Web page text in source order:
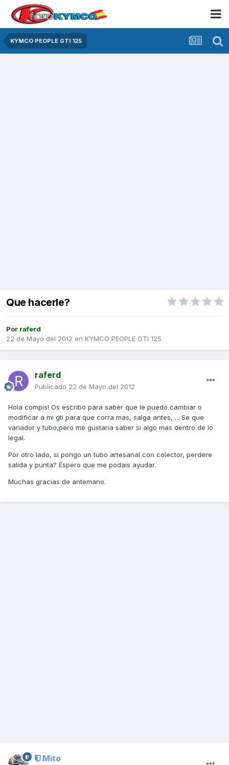
KYMCO PEOPLE GTI 125
Que hacerle?
Por raferd
22 de Mayo del 2012 en KYMCO PEOPLE GTI 125
raferd
Publicado 22 de Mayo del 2012
Hola compis! Os escribo para saber que le puedo cambiar o
modificar a mi gti para que corra mas, salga antes, ... Se que
variador y tubo,pero me gustaria saber si algo mas dentro de lo
legal.
Por otro lado, si pongo un tubo artesanal con colector, perdere
salida y punta? Espero que me podais ayudar.
Muchas gracias de antemano.
Mito